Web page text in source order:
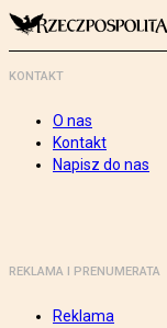
KONTAKT
O nas
Kontakt
Napisz do nas
REKLAMA I PRENUMERATA
Reklama